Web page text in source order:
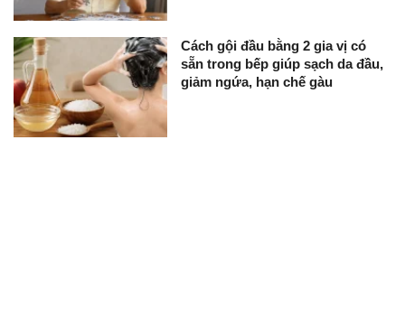
Cách gội đầu bằng 2 gia vị có
sẵn trong bếp giúp sạch da đầu,
giảm ngứa, hạn chế gàu